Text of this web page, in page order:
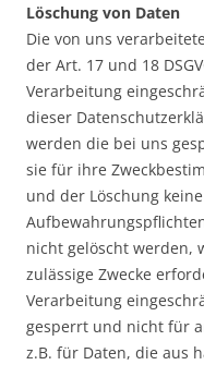
Löschung von Daten
Die von uns
der Art. 17 und 18
Verarbeitung
dieser
werden die bei uns
sie für ihre
und der Löschung
nicht gelöscht werden,
zulässige Zwecke
Verarbeitung
gesperrt und nicht für
z.B. für Daten, die aus